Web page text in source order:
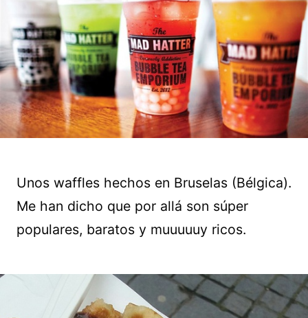
Unos waffles hechos en Bruselas (Bélgica).
Me han dicho que por allá son súper
populares, baratos y muuuuuy ricos.